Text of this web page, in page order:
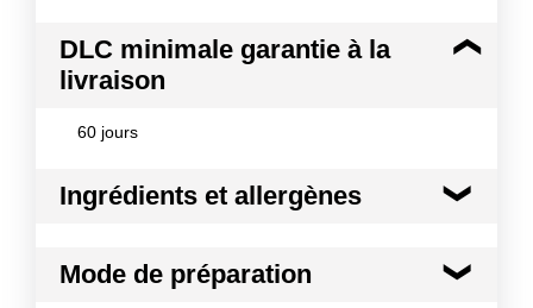
DLC minimale garantie à la
livraison
60 jours
Ingrédients et allergènes
Alcool neutre 50% (Canne, Betterave, Europe),
Mode de préparation